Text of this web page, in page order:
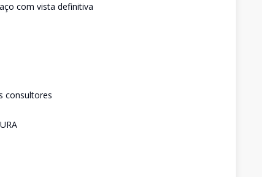
com vista definitiva
consultores